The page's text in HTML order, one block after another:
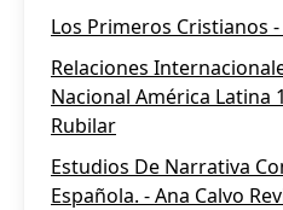
Los Primeros Cristianos -
Relaciones
Nacional América Latina
Rubilar
Estudios De Narrativa
Española. - Ana Calvo